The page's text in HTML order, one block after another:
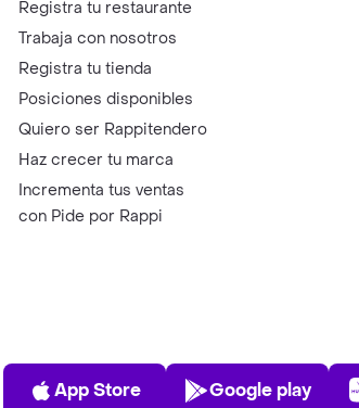
Registra tu restaurante
Trabaja con nosotros
Registra tu tienda
Posiciones disponibles
Quiero ser Rappitendero
Haz crecer tu marca
Incrementa tus ventas
con Pide por Rappi
App Store
App Store
Play Store
Google play